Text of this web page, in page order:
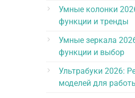
Умные колонки
функции и тренды
Умные зеркала
функции и выбор
Ультрабуки 2026:
моделей для